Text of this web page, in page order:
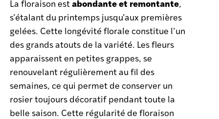
La floraison estabondante et remontante,
s’étalant du printemps jusqu’aux premières
gelées. Cette longévité florale constitue l’un
des grands atouts de la variété. Les fleurs
apparaissent en petites grappes, se
renouvelant régulièrement au fil des
semaines, ce qui permet de conserver un
rosier toujours décoratif pendant toute la
belle saison. Cette régularité de floraison